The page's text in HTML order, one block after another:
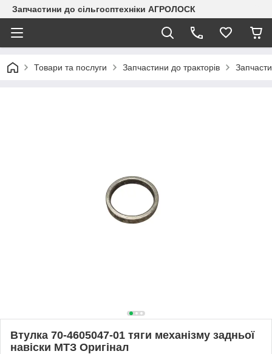
Запчастини до сільгосптехніки АГРОЛОСК
Товари та послуги Запчастини до тракторів
Втулка 70-4605047-01 тяги механізму задньої
навіски МТЗ Оригінал